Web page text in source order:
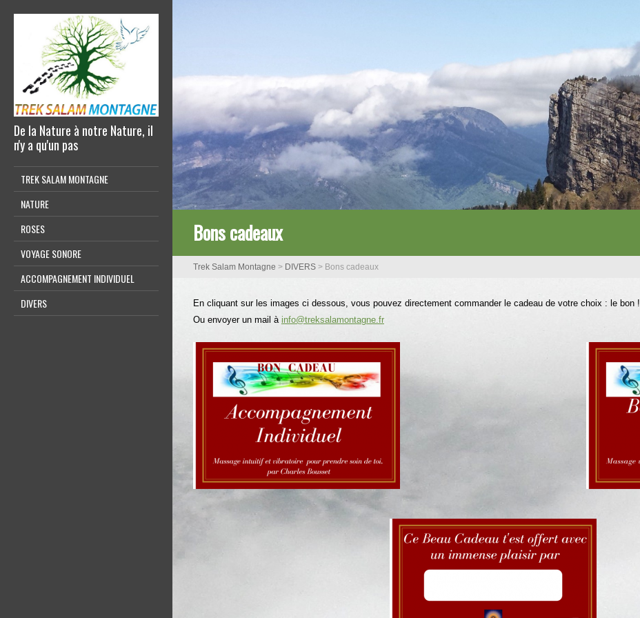
De la Nature à notre Nature, il
n'y a qu'un pas
TREK SALAM MONTAGNE
NATURE
ROSES
VOYAGE SONORE
ACCOMPAGNEMENT INDIVIDUEL
DIVERS
Bons cadeaux
Trek Salam Montagne > DIVERS > Bons cadeaux
En cliquant sur les images ci dessous, vous pouvez directement commander le cadeau de votre choix : le bon !
Ou envoyer un mail à info@treksalamontagne.fr